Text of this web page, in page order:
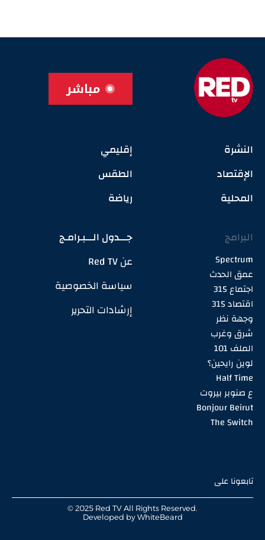
مباشر
النشرة
الإقتصاد
المحلية
إقليمي
الطقس
رياضة
البرامج
Spectrum
عمق الحدث
اجتماع 315
اقتصاد 315
وجهة نظر
شرق وغرب
الملف 101
لوين رايحين؟
Half Time
ع صنوبر بيروت
Bonjour Beirut
The Switch
جـــدول الـــبـرامـج
عن Red TV
سياسة الخصوصية
إرشادات التحرير
تابعونا على
© 2025 Red TV All Rights Reserved.
Developed byWhiteBeard